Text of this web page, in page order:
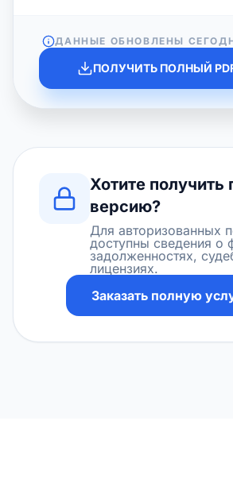
ДАННЫЕ ОБНОВЛЕНЫ
ПОЛУЧИТЬ ПОЛНЫЙ
Хотите получить
версию?
Для авторизованных
доступны сведения о
задолженностях,
лицензиях.
Заказать полную